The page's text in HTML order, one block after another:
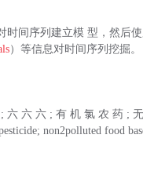
时间序列建立模 型，然后
）等信息对时间序列挖掘。
六 六 六 ; 有 机 氯 农 药 ;
non2polluted food